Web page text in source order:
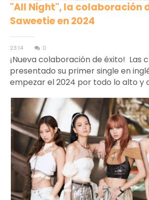
"All Night", la colaboración
Saweetie en 2024
23:14 0
¡Nueva colaboración de éxito! Las
presentado su primer single en
empezar el 2024 por todo lo alto y